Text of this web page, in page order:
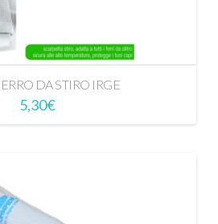
DA STIRO IRGE
5,30€